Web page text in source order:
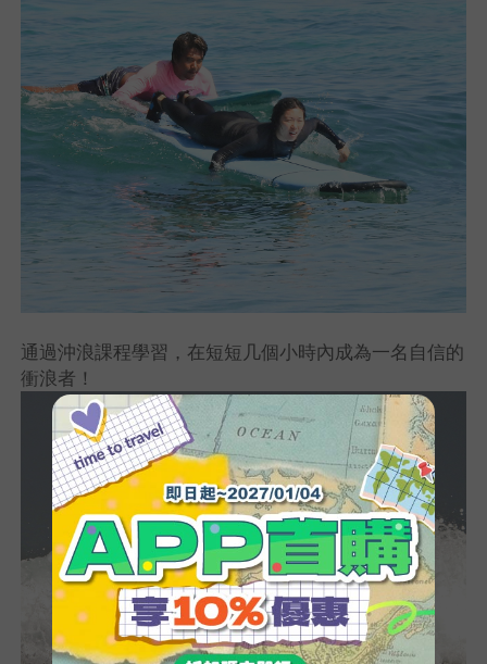
通過沖浪課程學習，在短短几個小時內成為一名自信的
衝浪者！